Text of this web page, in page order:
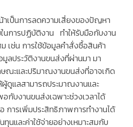
ป็นการลดความเสี่ยงของปัญหา
นการปฏิบัติงาน ทำให้รับมือกับงาน
เช่น การใช้ข้อมูลคำสั่งซื้อสินค้า
ลประวัติงานขนส่งที่ผ่านมา มา
ณะและปริมาณงานขนส่งที่อาจเกิด
ดูแลสามารถประมาณงานและ
กับงานขนส่งเฉพาะช่วงเวลาได้
การเพิ่มประสิทธิภาพการทำงานได้
นและค่าใช้จ่ายอย่างเหมาะสมกับ